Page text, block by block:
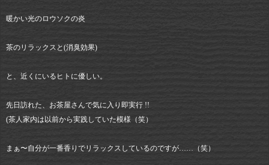
暖かい光のロウソクの炎
茶のリラックスと(消臭効果)
と、近くにいるヒトに優しい。
先日訪れた、お茶屋さんで気に入り即実行 !!
(茶人家内は以前から実践していた模様（笑）
まぁ〜自分が一番香りでリラックスしているのですが……（笑）